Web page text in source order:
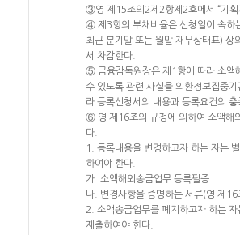
③영 제15조의2제2항제2호에서 “기획
④ 제3항의 부채비율은 신청일이 속하
최근 분기말 또는 월말 재무상태표) 상
서 차감한다.
⑤ 금융감독원장은 제1항에 따라 소액
수 있도록 관련 사실을 외환정보집중
라 등록신청서의 내용과 등록요건의
⑥ 영 제16조의 규정에 의하여 소액해
다.
1. 등록내용을 변경하고자 하는 자는
하여야 한다.
가. 소액해외송금업무 등록필증
나. 변경사항을 증명하는 서류(영 제
2. 소액송금업무를 폐지하고자 하는
제출하여야 한다.